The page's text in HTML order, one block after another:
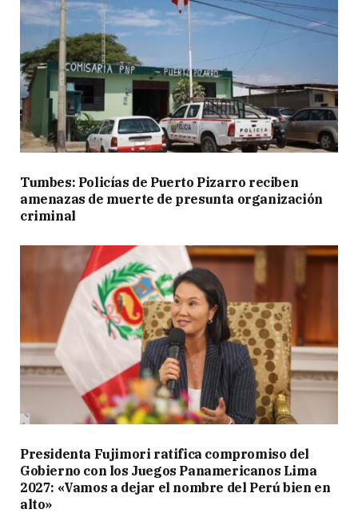
Tumbes: Policías de Puerto Pizarro reciben
amenazas de muerte de presunta organización
criminal
Presidenta Fujimori ratifica compromiso del
Gobierno con los Juegos Panamericanos Lima
2027: «Vamos a dejar el nombre del Perú bien en
alto»